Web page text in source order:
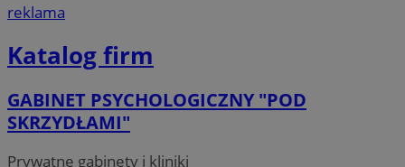
reklama
Katalog firm
GABINET PSYCHOLOGICZNY "POD
SKRZYDŁAMI"
Prywatne gabinety i kliniki